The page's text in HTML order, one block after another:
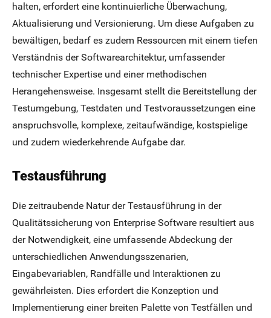
halten, erfordert eine kontinuierliche Überwachung,
Aktualisierung und Versionierung. Um diese Aufgaben zu
bewältigen, bedarf es zudem Ressourcen mit einem tiefen
Verständnis der Softwarearchitektur, umfassender
technischer Expertise und einer methodischen
Herangehensweise. Insgesamt stellt die Bereitstellung der
Testumgebung, Testdaten und Testvoraussetzungen eine
anspruchsvolle, komplexe, zeitaufwändige, kostspielige
und zudem wiederkehrende Aufgabe dar.
Testausführung
Die zeitraubende Natur der Testausführung in der
Qualitätssicherung von Enterprise Software resultiert aus
der Notwendigkeit, eine umfassende Abdeckung der
unterschiedlichen Anwendungsszenarien,
Eingabevariablen, Randfälle und Interaktionen zu
gewährleisten. Dies erfordert die Konzeption und
Implementierung einer breiten Palette von Testfällen und